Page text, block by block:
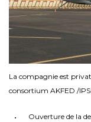
La compagnie est
consortium AKFED /
Ouverture de la